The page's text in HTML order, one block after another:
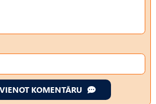
KOMENTĀRU